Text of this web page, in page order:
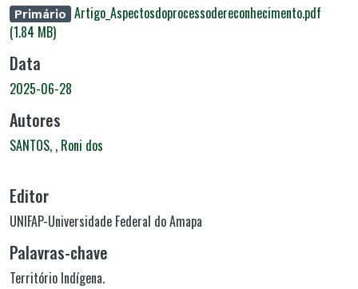
Primário Artigo_Aspectosdoprocessodereconhecimento.pdf
(1.84 MB)
Data
2025-06-28
Autores
SANTOS, , Roni dos
Editor
UNIFAP-Universidade Federal do Amapa
Palavras-chave
Território Indígena.